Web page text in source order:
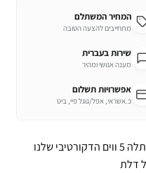
המחיר המשתלם
מתחייבים להצעה הטובה
שירות בעברית
מענה אנושי ומהיר
אפשרויות תשלום
כ.אשראי, אפל/גוגל פיי, ביט
מקסם את המרחב שלך עם מתלה 5 ווים הדקורטיבי שלנו
דלת